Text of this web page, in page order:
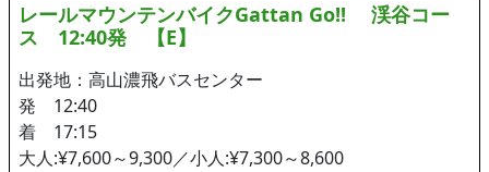
レールマウンテンバイクGattan Go!! 渓谷コー
ス 12:40発 【E】
出発地：高山濃飛バスセンター
発 12:40
着 17:15
大人:¥7,600～9,300／小人:¥7,300～8,600